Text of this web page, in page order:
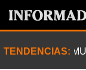
TENDENCIAS: